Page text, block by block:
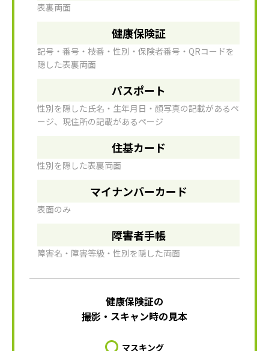
表裏両面
健康保険証
記号・番号・枝番・性別・保険者番号・QRコードを
隠した表裏両面
パスポート
性別を隠した氏名・生年月日・顔写真の記載があるペ
ージ、現住所の記載があるページ
住基カード
性別を隠した表裏両面
マイナンバーカード
表面のみ
障害者手帳
障害名・障害等級・性別を隠した両面
健康保険証の
撮影・スキャン時の見本
マスキング